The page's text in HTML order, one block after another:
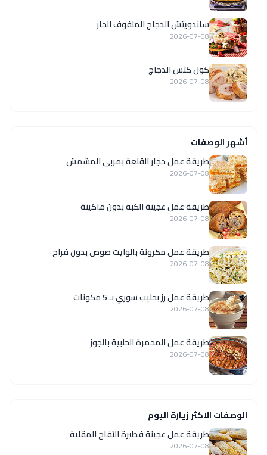
ساندويتش الدجاج الملفوف الحار
2026-07-08
كول كتس الدجاج
2026-07-08
أشهر الوصفات
طريقة عمل حجار القلعة بمربى المشمش
2026-07-08
طريقة عمل عجينة الكبة بدون ماكينة
2026-07-08
طريقة عمل مكرونة بالوايت صوص بدون فراخ
2026-07-08
طريقة عمل رز بحليب سوري بـ 5 مكونات
2026-07-08
طريقة عمل المحمرة الحلبية بالجوز
2026-07-08
الوصفات الاكثر زيارة اليوم
طريقة عمل عجينة فطيرة التفاح المقلية
2026-07-08